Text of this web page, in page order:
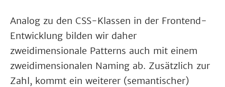
Analog zu den CSS-Klassen in der Frontend-
Entwicklung bilden wir daher
zweidimensionale Patterns auch mit einem
zweidimensionalen Naming ab. Zusätzlich zur
Zahl, kommt ein weiterer (semantischer)